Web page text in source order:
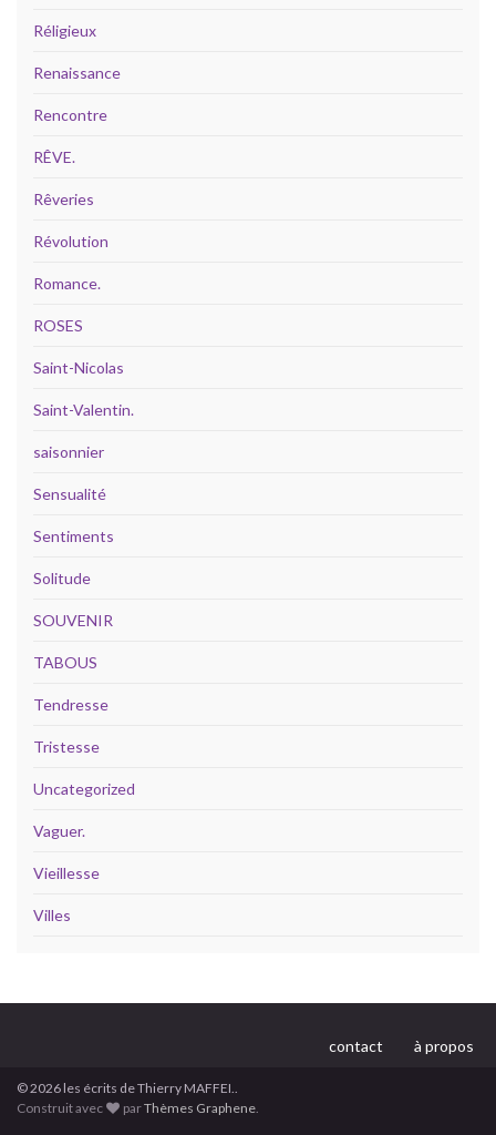
Réligieux
Renaissance
Rencontre
RÊVE.
Rêveries
Révolution
Romance.
ROSES
Saint-Nicolas
Saint-Valentin.
saisonnier
Sensualité
Sentiments
Solitude
SOUVENIR
TABOUS
Tendresse
Tristesse
Uncategorized
Vaguer.
Vieillesse
Villes
contact à propos
© 2026 les écrits de Thierry MAFFEI..
Construit avec
parThèmes Graphene.